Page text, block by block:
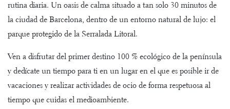
rutina diaria. Un oasis de calma situado a tan solo 30 minutos de
la ciudad de Barcelona, dentro de un entorno natural de lujo: el
parque protegido de la Serralada Litoral.
Ven a disfrutar del primer destino 100 % ecológico de la península
y dedícate un tiempo para ti en un lugar en el que es posible ir de
vacaciones y realizar actividades de ocio de forma respetuosa al
tiempo que cuidas el medioambiente.